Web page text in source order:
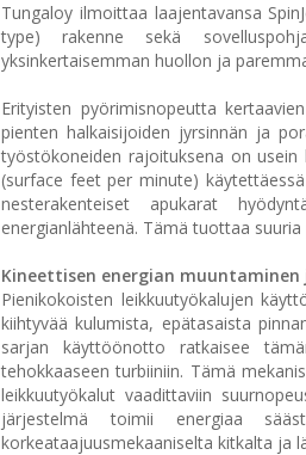
Tungaloy ilmoittaa laajentavansa
type) rakenne sekä
yksinkertaisemman huollon ja
Erityisten pyörimisnopeutta
pienten halkaisijoiden jyrsinnän ja
työstökoneiden rajoituksena on
(surface feet per minute)
nesterakenteiset apukarat
energianlähteenä. Tämä tuottaa
Kineettisen energian
Pienikokoisten leikkuutyökalujen
kiihtyvää kulumista, epätasaista
sarjan käyttöönotto ratkaisee
tehokkaaseen turbiiniin. Tämä
leikkuutyökalut vaadittaviin
järjestelmä toimii energiaa
korkeataajuusmekaaniselta kitkalta ja